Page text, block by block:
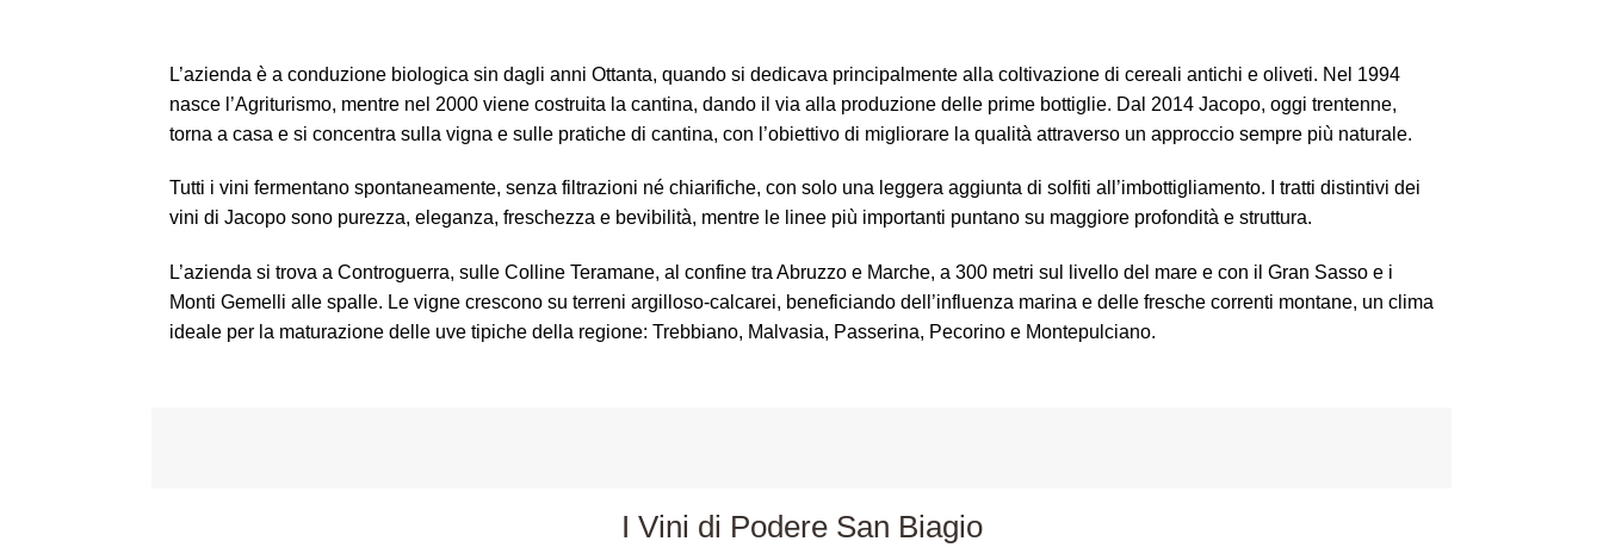
L’azienda è a conduzione biologica sin dagli anni Ottanta, quando si dedicava principalmente alla coltivazione di cereali antichi e oliveti. Nel 1994
nasce l’Agriturismo, mentre nel 2000 viene costruita la cantina, dando il via alla produzione delle prime bottiglie. Dal 2014 Jacopo, oggi trentenne,
torna a casa e si concentra sulla vigna e sulle pratiche di cantina, con l’obiettivo di migliorare la qualità attraverso un approccio sempre più naturale.
Tutti i vini fermentano spontaneamente, senza filtrazioni né chiarifiche, con solo una leggera aggiunta di solfiti all’imbottigliamento. I tratti distintivi dei
vini di Jacopo sono purezza, eleganza, freschezza e bevibilità, mentre le linee più importanti puntano su maggiore profondità e struttura.
L’azienda si trova a Controguerra, sulle Colline Teramane, al confine tra Abruzzo e Marche, a 300 metri sul livello del mare e con il Gran Sasso e i
Monti Gemelli alle spalle. Le vigne crescono su terreni argilloso-calcarei, beneficiando dell’influenza marina e delle fresche correnti montane, un clima
ideale per la maturazione delle uve tipiche della regione: Trebbiano, Malvasia, Passerina, Pecorino e Montepulciano.
I Vini di Podere San Biagio